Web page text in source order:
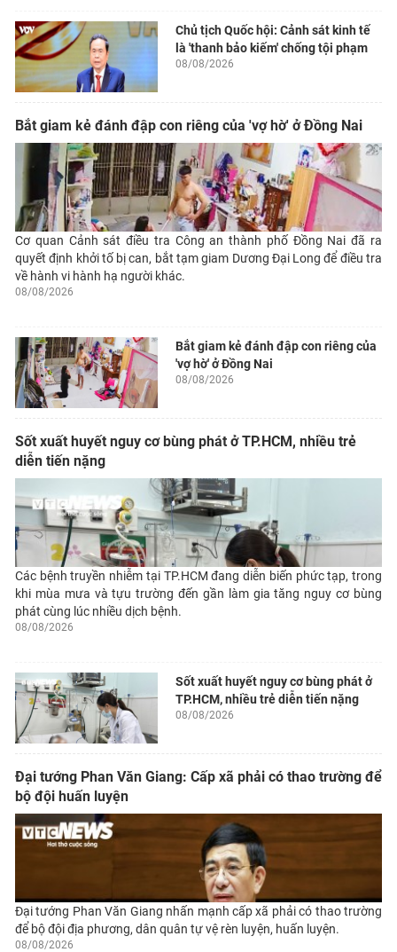
Chủ tịch Quốc hội: Cảnh sát kinh tế
là 'thanh bảo kiếm' chống tội phạm
08/08/2026
Bắt giam kẻ đánh đập con riêng của 'vợ hờ' ở Đồng Nai
Cơ quan Cảnh sát điều tra Công an thành phố Đồng Nai đã ra
quyết định khởi tố bị can, bắt tạm giam Dương Đại Long để điều tra
về hành vi hành hạ người khác.
08/08/2026
Bắt giam kẻ đánh đập con riêng của
'vợ hờ' ở Đồng Nai
08/08/2026
Sốt xuất huyết nguy cơ bùng phát ở TP.HCM, nhiều trẻ
diễn tiến nặng
Các bệnh truyền nhiễm tại TP.HCM đang diễn biến phức tạp, trong
khi mùa mưa và tựu trường đến gần làm gia tăng nguy cơ bùng
phát cùng lúc nhiều dịch bệnh.
08/08/2026
Sốt xuất huyết nguy cơ bùng phát ở
TP.HCM, nhiều trẻ diễn tiến nặng
08/08/2026
Đại tướng Phan Văn Giang: Cấp xã phải có thao trường để
bộ đội huấn luyện
Đại tướng Phan Văn Giang nhấn mạnh cấp xã phải có thao trường
để bộ đội địa phương, dân quân tự vệ rèn luyện, huấn luyện.
08/08/2026